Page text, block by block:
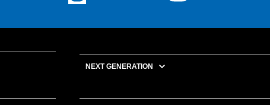
NEXT GENERATION